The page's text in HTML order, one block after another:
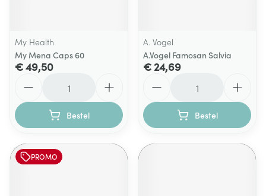
My Health
My Mena Caps 60
€ 49,50
Bestel
A. Vogel
A.Vogel Famosan Salvia
€ 24,69
Bestel
PROMO